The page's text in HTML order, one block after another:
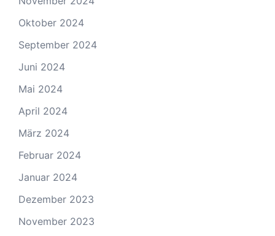
Oktober 2024
September 2024
Juni 2024
Mai 2024
April 2024
März 2024
Februar 2024
Januar 2024
Dezember 2023
November 2023